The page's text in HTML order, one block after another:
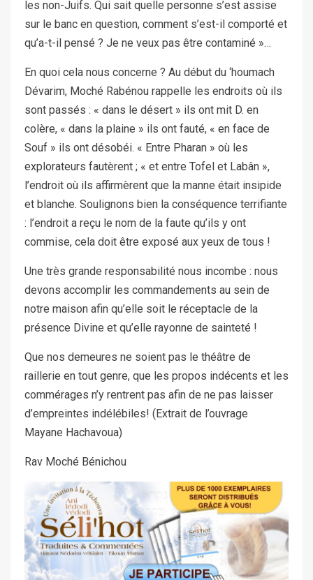
les non-Juifs. Qui sait quelle personne s’est assise
sur le banc en question, comment s’est-il comporté et
qu’a-t-il pensé ? Je ne veux pas être contaminé »…
En quoi cela nous concerne ? Au début du ‘houmach
Dévarim, Moché Rabénou rappelle les endroits où ils
sont passés : « dans le désert » ils ont mit D. en
colère, « dans la plaine » ils ont fauté, « en face de
Souf » ils ont désobéi. « Entre Pharan » où les
explorateurs fautèrent ; « et entre Tofel et Labân »,
l’endroit où ils affirmèrent que la manne était insipide
et blanche. Soulignons bien la conséquence terrifiante
: l’endroit a reçu le nom de la faute qu’ils y ont
commise, cela doit être exposé aux yeux de tous !
Une très grande responsabilité nous incombe : nous
devons accomplir les commandements au sein de
notre maison afin qu’elle soit le réceptacle de la
présence Divine et qu’elle rayonne de sainteté !
Que nos demeures ne soient pas le théâtre de
raillerie en tout genre, que les propos indécents et les
commérages n’y rentrent pas afin de ne pas laisser
d’empreintes indélébiles! (Extrait de l’ouvrage
Mayane Hachavoua)
Rav Moché Bénichou